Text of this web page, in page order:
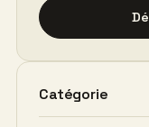
Catégorie